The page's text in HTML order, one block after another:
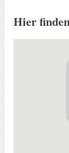
e
Hier